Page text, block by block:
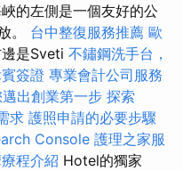
的左側是一個友好的公
。 台中整復服務推薦 歐
是Sveti 不鏽鋼洗手台，
簽證 專業會計公司服務
出創業第一步 探索
求 護照申請的必要步驟
Console 護理之家服
程介紹 Hotel的獨家